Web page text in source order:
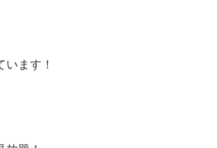
ます！